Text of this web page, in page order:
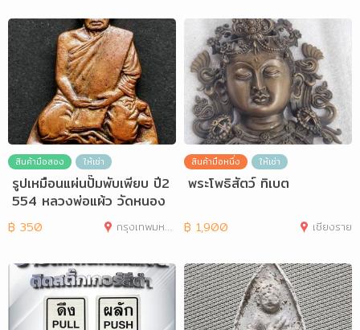
สินค้ามือสอง ให้เช่า
รูปเหมือนแผ่นปั๊มพับเพียบ ปี2
554 หลวงพ่อแผ้ว วัดหนอง
นงนก
฿ 350 กรุงเทพมหานคร
สินค้ามือหนึ่ง ให้เช่า
พระโพธิสัตว์ ทิเบต
฿ 1,900 เชียงราย